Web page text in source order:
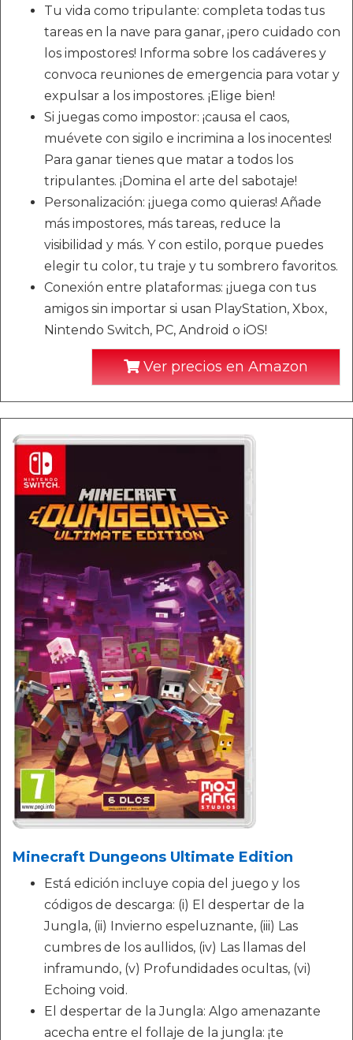
Tu vida como tripulante: completa todas tus
tareas en la nave para ganar, ¡pero cuidado con
los impostores! Informa sobre los cadáveres y
convoca reuniones de emergencia para votar y
expulsar a los impostores. ¡Elige bien!
Si juegas como impostor: ¡causa el caos,
muévete con sigilo e incrimina a los inocentes!
Para ganar tienes que matar a todos los
tripulantes. ¡Domina el arte del sabotaje!
Personalización: ¡juega como quieras! Añade
más impostores, más tareas, reduce la
visibilidad y más. Y con estilo, porque puedes
elegir tu color, tu traje y tu sombrero favoritos.
Conexión entre plataformas: ¡juega con tus
amigos sin importar si usan PlayStation, Xbox,
Nintendo Switch, PC, Android o iOS!
Ver precios en Amazon
Minecraft Dungeons Ultimate Edition
Está edición incluye copia del juego y los
códigos de descarga: (i) El despertar de la
Jungla, (ii) Invierno espeluznante, (iii) Las
cumbres de los aullidos, (iv) Las llamas del
inframundo, (v) Profundidades ocultas, (vi)
Echoing void.
El despertar de la Jungla: Algo amenazante
acecha entre el follaje de la jungla: ¡te